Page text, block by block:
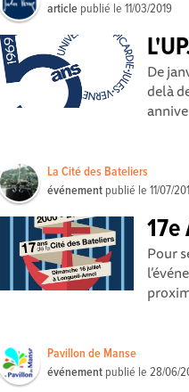
article publié le11/03/2019
De
delà
La Cité des Bateliers
événement publié le11/07/
Pour
Pavillon de Manse
événement publié le28/06/